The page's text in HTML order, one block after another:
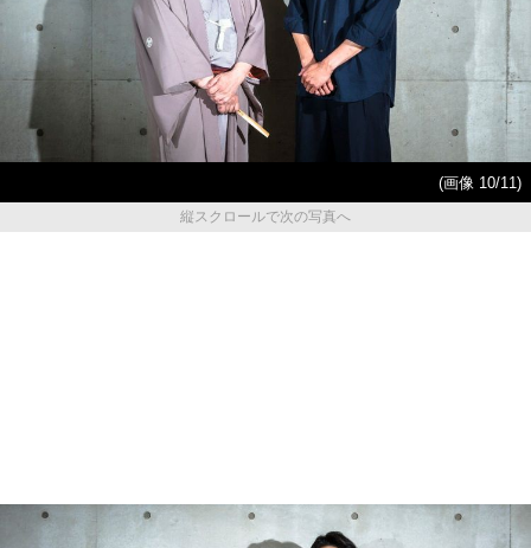
(画像 10/11)
縦スクロールで次の写真へ